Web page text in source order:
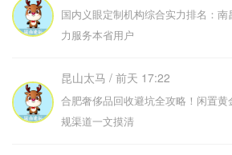
国内义眼定制机构综合实力排名：
力服务本省用户
昆山太马 / 前天 17:22
合肥奢侈品回收避坑全攻略！闲置
规渠道一文摸清